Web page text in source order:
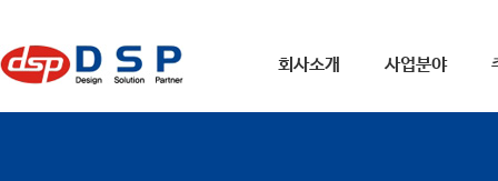
회사소개 사업분야